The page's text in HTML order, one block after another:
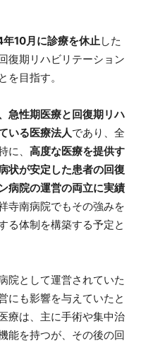
10月に診療を休止した
復期リハビリテーション
を目指す。
急性期医療と回復期リハ
いる医療法人であり、全
に、 高度な医療を提供す
状が安定した患者の回復
病院の運営の両立に実績
寺南病院でもその強みを
る体制を構築する予定と
院として運営されていた
にも影響を与えていたと
療は、主に手術や集中治
能を持つが、その後の回